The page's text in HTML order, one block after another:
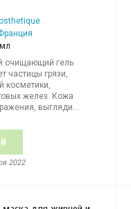
очищающий гель
частицы грязи,
косметики,
желез. Кожа
выгляди...
2022